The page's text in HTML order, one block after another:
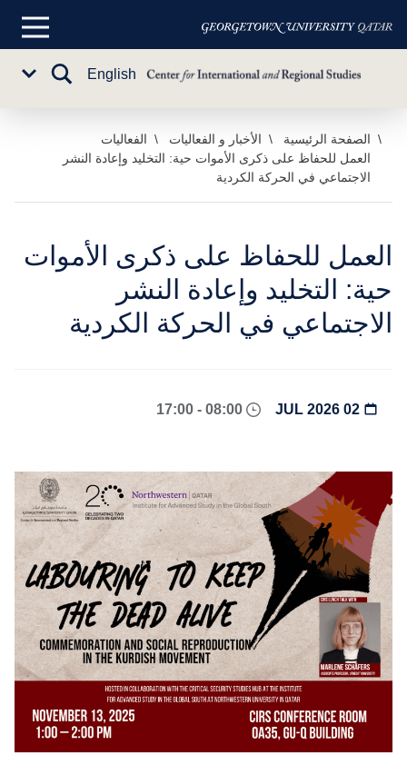
تخطي
المحتوى
الرئيسي
القائمة
English
تبديل
الصفحة الرئيسية الأخبار و الفعاليات
الفعاليات
العمل للحفاظ على ذكرى الأموات حية: التخليد وإعادة النشر
الاجتماعي في الحركة الكردية
العمل للحفاظ على ذكرى الأموات
حية: التخليد وإعادة النشر
الاجتماعي في الحركة الكردية